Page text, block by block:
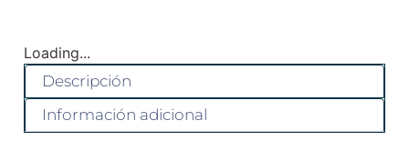
Loading...
Descripción
Información adicional